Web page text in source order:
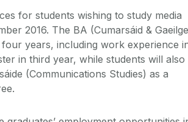
for students wishing to study media
2016. The BA (Cumarsáid &
years, including work experience
in third year, while students will also
(Communications Studies) as a